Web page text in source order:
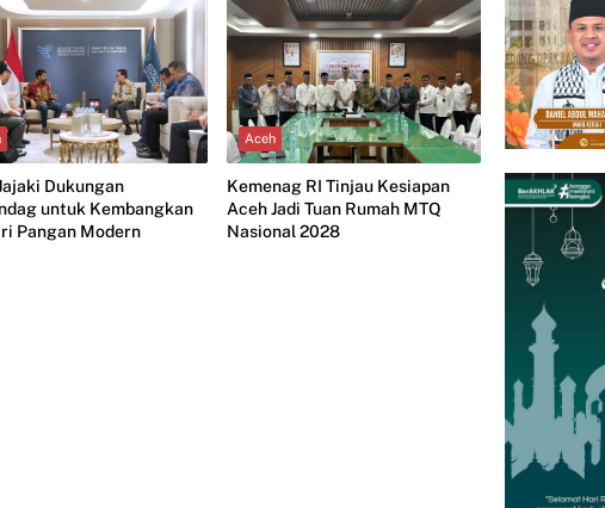
Dukungan
untuk Kembangkan
Pangan Modern
Aceh
Kemenag RI Tinjau Kesiapan
Aceh Jadi Tuan Rumah MTQ
Nasional 2028